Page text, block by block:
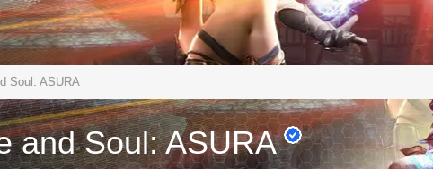
Soul: ASURA
and Soul: ASURA